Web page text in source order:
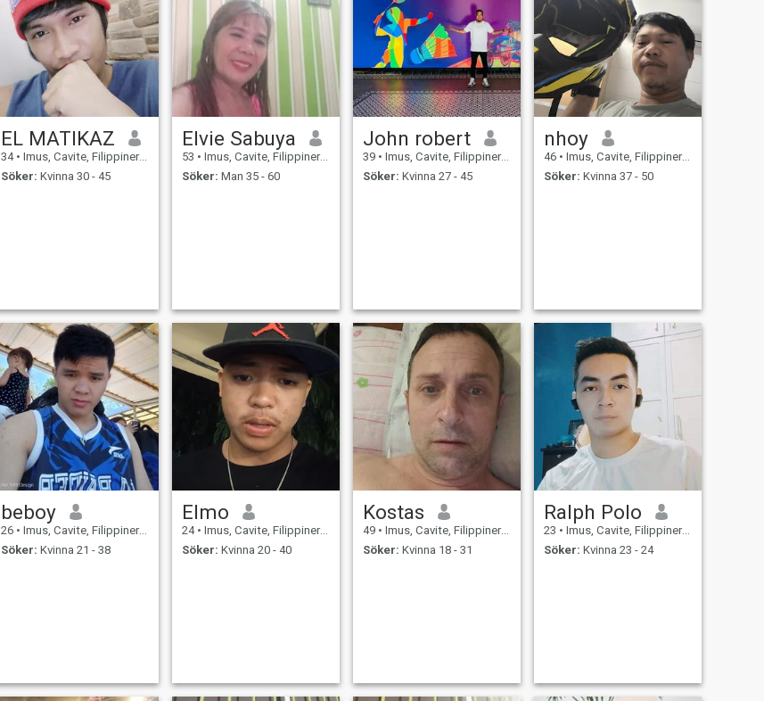
EL MATIKAZ
34 • Imus, Cavite, Filippinerna
Söker: Kvinna 30 - 45
Elvie Sabuya
53 • Imus, Cavite, Filippinerna
Söker: Man 35 - 60
John robert
39 • Imus, Cavite, Filippinerna
Söker: Kvinna 27 - 45
nhoy
46 • Imus, Cavite, Filippinerna
Söker: Kvinna 37 - 50
beboy
26 • Imus, Cavite, Filippinerna
Söker: Kvinna 21 - 38
Elmo
24 • Imus, Cavite, Filippinerna
Söker: Kvinna 20 - 40
Kostas
49 • Imus, Cavite, Filippinerna
Söker: Kvinna 18 - 31
Ralph Polo
23 • Imus, Cavite, Filippinerna
Söker: Kvinna 23 - 24